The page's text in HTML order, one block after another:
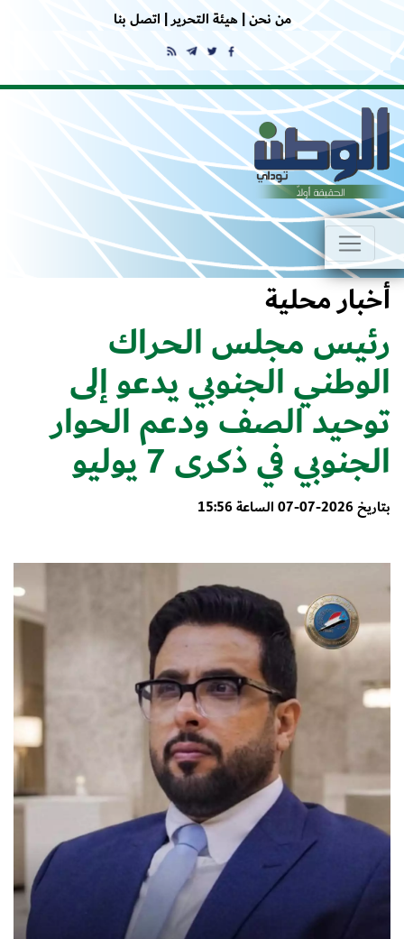
من نحن |هيئة التحرير | اتصل بنا
أخبار محلية
رئيس مجلس الحراك
الوطني الجنوبي يدعو إلى
توحيد الصف ودعم الحوار
الجنوبي في ذكرى 7 يوليو
بتاريخ 2026-07-07 الساعة 15:56